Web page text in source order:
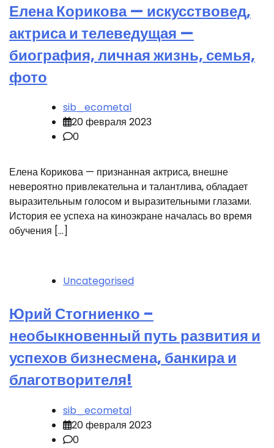
Елена Корикова — искусствовед,
актриса и телеведущая —
биография, личная жизнь, семья,
фото
sib_ecometal
20 февраля 2023
0
Елена Корикова — признанная актриса, внешне
невероятно привлекательна и талантлива, обладает
выразительным голосом и выразительными глазами.
История ее успеха на киноэкране началась во время
обучения […]
Uncategorised
Юрий Стогниенко –
необыкновенный путь развития и
успехов бизнесмена, банкира и
благотворителя!
sib_ecometal
20 февраля 2023
0